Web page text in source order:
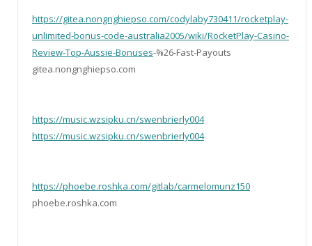
https://gitea.nongnghiepso.com/codylaby730411/rocketplay-
unlimited-bonus-code-australia2005/wiki/RocketPlay-Casino-
Review-Top-Aussie-Bonuses-%26-Fast-Payouts
gitea.nongnghiepso.com
https://music.wzsipku.cn/swenbrierly004
https://music.wzsipku.cn/swenbrierly004
https://phoebe.roshka.com/gitlab/carmelomunz150
phoebe.roshka.com